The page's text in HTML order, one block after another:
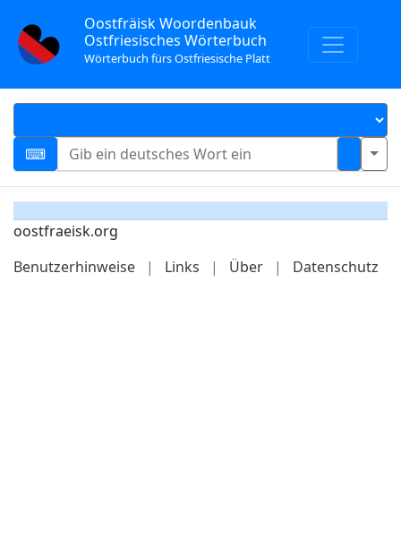
Oostfräisk Woordenbauk
Ostfriesisches Wörterbuch
Wörterbuch fürs Ostfriesische Platt
oostfraeisk.org
Benutzerhinweise
| Links | Über | Datenschutz